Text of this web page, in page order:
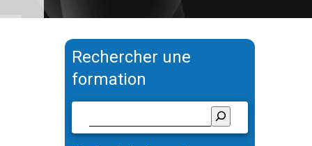
Rechercher une
formation